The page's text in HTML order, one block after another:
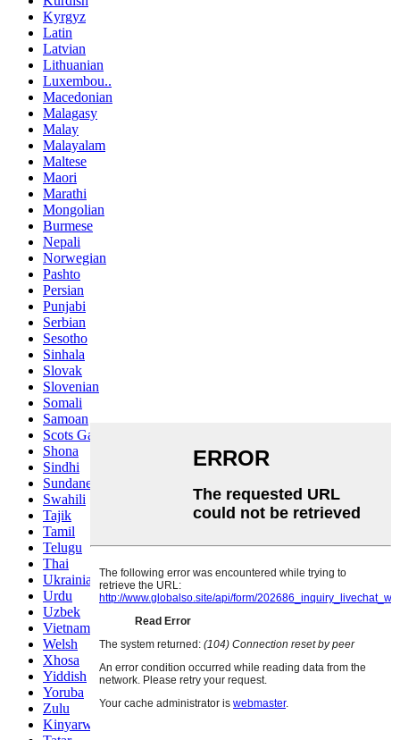
Kyrgyz
Latin
Latvian
Lithuanian
Luxembou..
Macedonian
Malagasy
Malay
Malayalam
Maltese
Maori
Marathi
Mongolian
Burmese
Nepali
Norwegian
Pashto
Persian
Punjabi
Serbian
Sesotho
Sinhala
Slovak
Slovenian
Somali
Samoan
Scots Gaelic
Shona
Sindhi
Sundanese
Swahili
Tajik
Tamil
Telugu
Thai
Ukrainian
Urdu
Uzbek
Vietnamese
Welsh
Xhosa
Yiddish
Yoruba
Zulu
Kinyarwanda